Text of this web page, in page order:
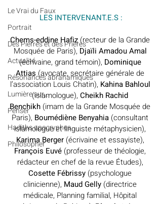
Le Vrai du Faux
Portrait
Des Pierres et des Prières
Actualité
Résonances abrahamiques
Lumière sur...
Penser
Hadiths apocryphes
Philosopher
LES INTERVENANT.E.S :
Chems-eddine Hafiz (recteur de la Grande
Mosquée de Paris), Djaïli Amadou Amal
(écrivaine, grand témoin), Dominique
Attias (avocate, secrétaire générale de
l’association Louis Chatin), Kahina Bahloul
(islamologue), Cheikh Rachid
Benchikh (imam de la Grande Mosquée de
Paris), Boumédiène Benyahia (consultant
islamologue et linguiste métaphysicien),
Karima Berger (écrivaine et essayiste),
François Euvé (professeur de théologie,
rédacteur en chef de la revue Études),
Cosette Fébrissy (psychologue
clinicienne), Maud Gelly (directrice
médicale, Planning familial, Hôpital